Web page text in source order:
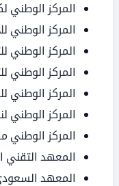
المركز الوطني
المركز الوطني
المركز الوطني
المركز الوطني
المركز الوطني
المركز الوطني
المركز الوطني
المعهد التقني
المعهد